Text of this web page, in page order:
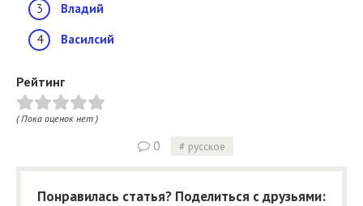
Владий
Василсий
Рейтинг
( Пока оценок нет )
0 русское
Понравилась статья? Поделиться с друзьями: